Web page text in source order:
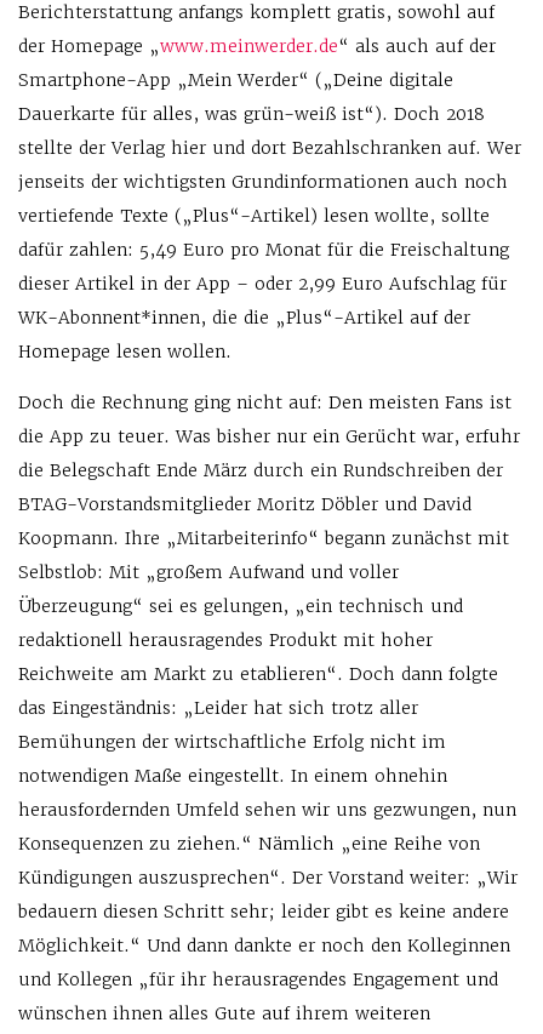
Berichterstattung anfangs komplett gratis, sowohl auf
der Homepage „www.meinwerder.de“ als auch auf der
Smartphone-App „Mein Werder“ („Deine digitale
Dauerkarte für alles, was grün-weiß ist“). Doch 2018
stellte der Verlag hier und dort Bezahlschranken auf. Wer
jenseits der wichtigsten Grundinformationen auch noch
vertiefende Texte („Plus“-Artikel) lesen wollte, sollte
dafür zahlen: 5,49 Euro pro Monat für die Freischaltung
dieser Artikel in der App – oder 2,99 Euro Aufschlag für
WK-Abonnent*innen, die die „Plus“-Artikel auf der
Homepage lesen wollen.
Doch die Rechnung ging nicht auf: Den meisten Fans ist
die App zu teuer. Was bisher nur ein Gerücht war, erfuhr
die Belegschaft Ende März durch ein Rundschreiben der
BTAG-Vorstandsmitglieder Moritz Döbler und David
Koopmann. Ihre „Mitarbeiterinfo“ begann zunächst mit
Selbstlob: Mit „großem Aufwand und voller
Überzeugung“ sei es gelungen, „ein technisch und
redaktionell herausragendes Produkt mit hoher
Reichweite am Markt zu etablieren“. Doch dann folgte
das Eingeständnis: „Leider hat sich trotz aller
Bemühungen der wirtschaftliche Erfolg nicht im
notwendigen Maße eingestellt. In einem ohnehin
herausfordernden Umfeld sehen wir uns gezwungen, nun
Konsequenzen zu ziehen.“ Nämlich „eine Reihe von
Kündigungen auszusprechen“. Der Vorstand weiter: „Wir
bedauern diesen Schritt sehr; leider gibt es keine andere
Möglichkeit.“ Und dann dankte er noch den Kolleginnen
und Kollegen „für ihr herausragendes Engagement und
wünschen ihnen alles Gute auf ihrem weiteren